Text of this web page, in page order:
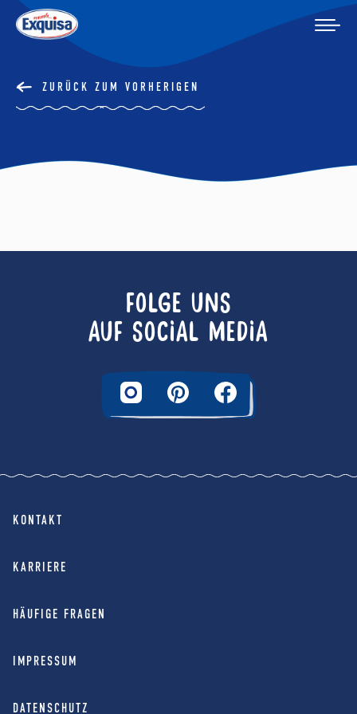
ZURÜCK ZUM VORHERIGEN
FOLGE UNS
AUF SOCIAL MEDIA
KONTAKT
KARRIERE
HÄUFIGE FRAGEN
IMPRESSUM
DATENSCHUTZ